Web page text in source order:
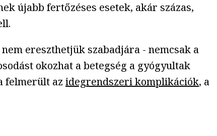
újabb fertőzéses esetek, akár százas,
ereszthetjük szabadjára - nemcsak a
okozhat a betegség a gyógyultak
felmerült az idegrendszeri komplikációk, a